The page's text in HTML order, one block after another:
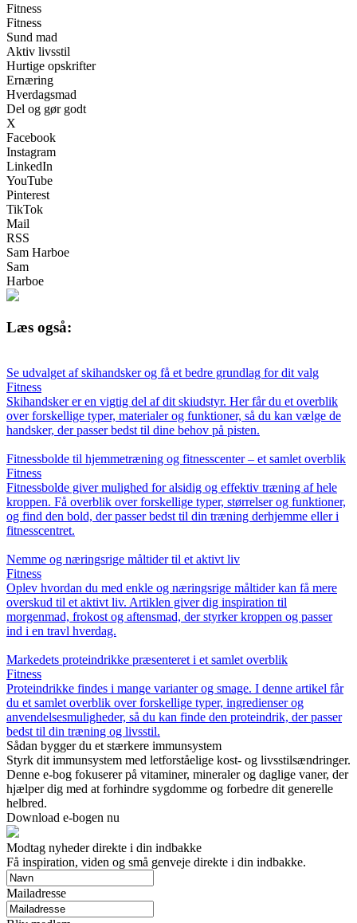
Fitness
Fitness
Sund mad
Aktiv livsstil
Hurtige opskrifter
Ernæring
Hverdagsmad
Del og gør godt
X
Facebook
Instagram
LinkedIn
YouTube
Pinterest
TikTok
Mail
RSS
Sam Harboe
Sam
Harboe
Læs også:
Se udvalget af skihandsker og få et bedre grundlag for dit valg
Fitness
Skihandsker er en vigtig del af dit skiudstyr. Her får du et overblik
over forskellige typer, materialer og funktioner, så du kan vælge de
handsker, der passer bedst til dine behov på pisten.
Fitnessbolde til hjemmetræning og fitnesscenter – et samlet overblik
Fitness
Fitnessbolde giver mulighed for alsidig og effektiv træning af hele
kroppen. Få overblik over forskellige typer, størrelser og funktioner,
og find den bold, der passer bedst til din træning derhjemme eller i
fitnesscentret.
Nemme og næringsrige måltider til et aktivt liv
Fitness
Oplev hvordan du med enkle og næringsrige måltider kan få mere
overskud til et aktivt liv. Artiklen giver dig inspiration til
morgenmad, frokost og aftensmad, der styrker kroppen og passer
ind i en travl hverdag.
Markedets proteindrikke præsenteret i et samlet overblik
Fitness
Proteindrikke findes i mange varianter og smage. I denne artikel får
du et samlet overblik over forskellige typer, ingredienser og
anvendelsesmuligheder, så du kan finde den proteindrik, der passer
bedst til din træning og livsstil.
Sådan bygger du et stærkere immunsystem
Styrk dit immunsystem med letforståelige kost- og livsstilsændringer.
Denne e-bog fokuserer på vitaminer, mineraler og daglige vaner, der
hjælper dig med at forhindre sygdomme og forbedre dit generelle
helbred.
Download e-bogen nu
Modtag nyheder direkte i din indbakke
Få inspiration, viden og små genveje direkte i din indbakke.
Mailadresse